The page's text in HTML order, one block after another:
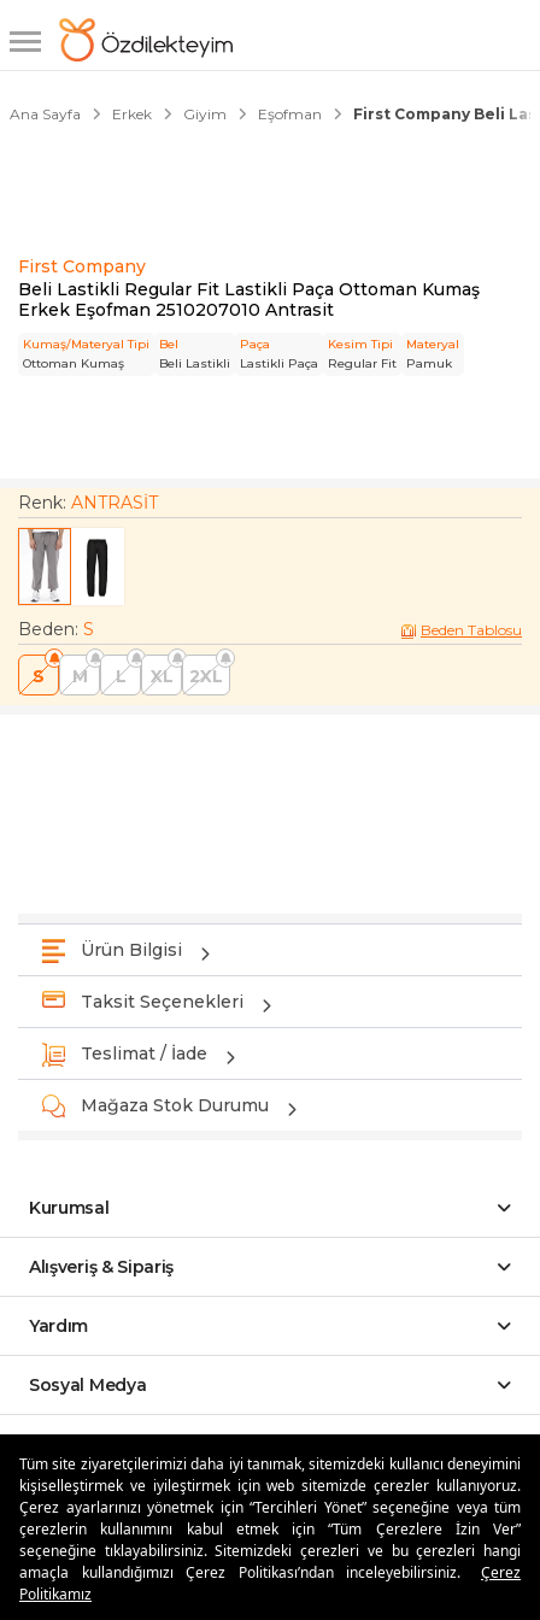
Tüm site ziyaretçilerimizi daha iyi tanımak, sitemizdeki kullanıcı deneyimini
kişiselleştirmek ve iyileştirmek için web sitemizde çerezler kullanıyoruz.
Çerez ayarlarınızı yönetmek için “Tercihleri Yönet” seçeneğine veya tüm
çerezlerin kullanımını kabul etmek için “Tüm Çerezlere İzin Ver”
seçeneğine tıklayabilirsiniz. Sitemizdeki çerezleri ve bu çerezleri hangi
amaçla kullandığımızı Çerez Politikası’ndan inceleyebilirsiniz.
Çerez
Politikamız
Ana Sayfa Erkek Giyim Eşofman First Company Beli
First Company
Beli Lastikli Regular Fit Lastikli Paça Ottoman Kumaş
Erkek Eşofman 2510207010 Antrasit
Kumaş/Materyal Tipi
Ottoman Kumaş
Bel
Beli Lastikli
Paça
Lastikli Paça
Kesim Tipi
Regular Fit
Materyal
Pamuk
1/5
Renk: ANTRASİT
Beden: S Beden Tablosu
S M L XL 2XL
Ürün Bilgisi
Taksit Seçenekleri
Teslimat / İade
Mağaza Stok Durumu
Kurumsal
Alışveriş & Sipariş
Yardım
Sosyal Medya
Özdilekteyim'de Taksit Avantajları
Güvenli Alışveriş